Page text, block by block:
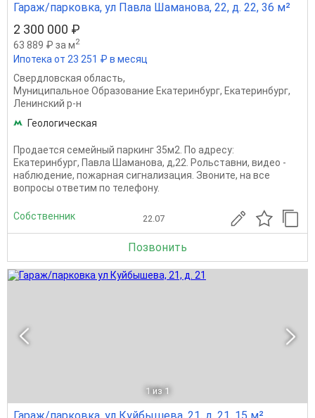
Гараж/парковка, ул Павла Шаманова, 22, д. 22, 36 м²
2 300 000 ₽
63 889 ₽ за м2
Ипотека от 23 251 ₽ в месяц
Свердловская область,
Муниципальное Образование Екатеринбург, Екатеринбург,
Ленинский р-н
Геологическая
Продается семейный паркинг 35м2. По адресу:
Екатеринбург, Павла Шаманова, д,22. Рольставни, видео -
наблюдение, пожарная сигнализация. Звоните, на все
вопросы ответим по телефону.
Собственник 22.07
Позвонить
1 из 1